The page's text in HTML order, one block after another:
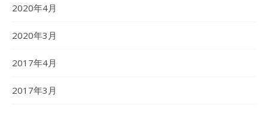
2020年4月
2020年3月
2017年4月
2017年3月